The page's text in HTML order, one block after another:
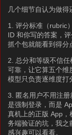
几个细节自认为做得
1. 评分标准（rubric
ID 和你写的答案，
抓个包就能看到得分
2. 总分和等级不信
可靠，让它算五个维
模型只负责逐维度打
3. 匿名用户不用注
是强制登录，而是
真机上的正版 App
务端验证的坑，我之
感兴趣可以看看。